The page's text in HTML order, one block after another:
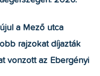
a Mező utca
rajzokat díjazták
vonzott az Ebergényi